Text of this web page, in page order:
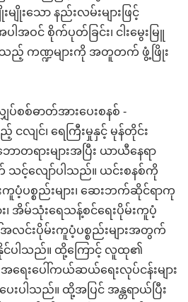
ျိုးသော နည်းလမ်းများဖြင့်
အဝင် စိုက်ပုတ်ခြင်း၊ ငါးမွေးမြူ
စသည့် ကဏ္ဍများကို အတူတက် ဖွံ့ဖြိုး
ပ်စစ်ဓာတ်အားပေးစနစ် -
ငလျင်၊ ရေကြီးမှုနှင့် မုန်တိုင်း
ာတရားများအပြီး ယာယီနေရာ
က် သင့်လျော်ပါသည်။ ယင်းစနစ်ကို
ပစ္စည်းများ၊ ဆေးဘက်ဆိုင်ရာကု
း၊ အိမ်သုံးရေသန့်စင်ရေးပိုမ်းကူပံ့
ါ်အလင်းပိုမ်းကူပံ့ပစ္စည်းများအတွက်
နိုင်ပါသည်။ ထို့ကြောင့် လူထု၏
ေးပေါ်ကယ်ဆယ်ရေးလုပ်ငန်းများ
းပါသည်။ ထို့အပြင် အန္တရာယ်ပြီး